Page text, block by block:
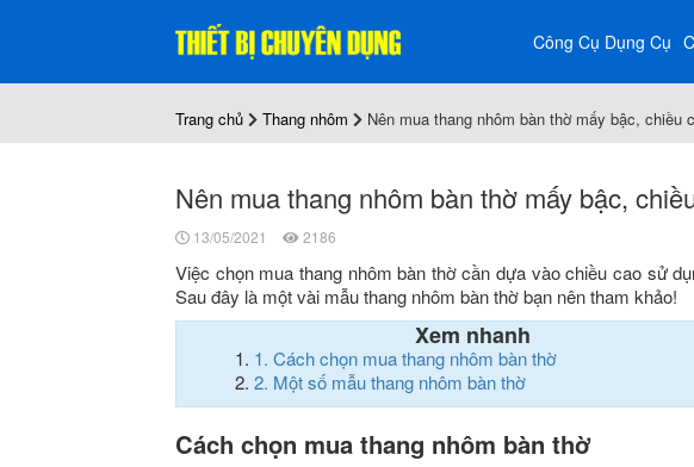
Công Cụ Dụng Cụ
Trang chủ Thang nhôm Nên mua thang nhôm bàn thờ mấy bậc, chiều
Nên mua thang nhôm bàn thờ mấy bậc,
13/05/2021 2186
Việc chọn mua thang nhôm bàn thờ cần dựa vào chiều cao sử
Sau đây là một vài mẫu thang nhôm bàn thờ bạn nên tham khảo!
Xem nhanh
1. Cách chọn mua thang nhôm bàn thờ
2. Một số mẫu thang nhôm bàn thờ
Cách chọn mua thang nhôm bàn thờ